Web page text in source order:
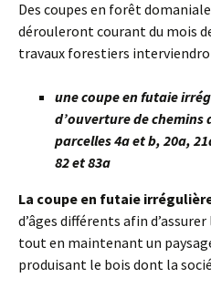
Des coupes en forêt domaniale
dérouleront courant du mois
travaux forestiers
une coupe en futaie
d’ouverture de chemins
parcelles4a et b, 20a,
82 et 83a
La coupe en futaie
d’âges différents afin
tout en maintenant un
produisant le bois dont la